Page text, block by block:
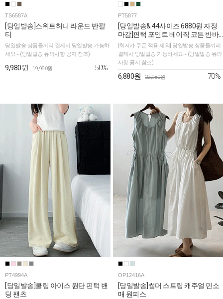
TS6587A
[당일발송]스위트허니 라운드 반팔
티
당일발송 상품들끼리 결제시 당일발송 가능하
세요~ (당일발송 유의사항 공지 참조)
9,980원 19,980원 50%
PT5877
[당일발송& 44사이즈 6880원 자정
마감]핀턱 포인트 베이직 코튼 반바
지
[최저가 쿠폰 적용 제외] 당일발송 상품들끼리
결제시 당일발송 가능하세요~ (당일발송 유의
사항 공지 참조)
6,880원 22,980원 70%
PT4994A
[당일발송]쿨링 아이스 원단 핀턱 밴
딩 팬츠
OP12416A
[당일발송]썸머 스트링 캐주얼 민소
매 원피스